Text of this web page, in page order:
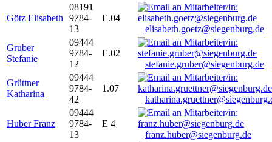
Götz Elisabeth
08191
9784-
13
E.04
elisabeth.goetz@siegenburg.de
Gruber
Stefanie
09444
9784-
12
E.02
stefanie.gruber@siegenburg.de
Grüttner
Katharina
09444
9784-
42
1.07
Huber Franz
09444
9784-
13
E 4
franz.huber@siegenburg.de